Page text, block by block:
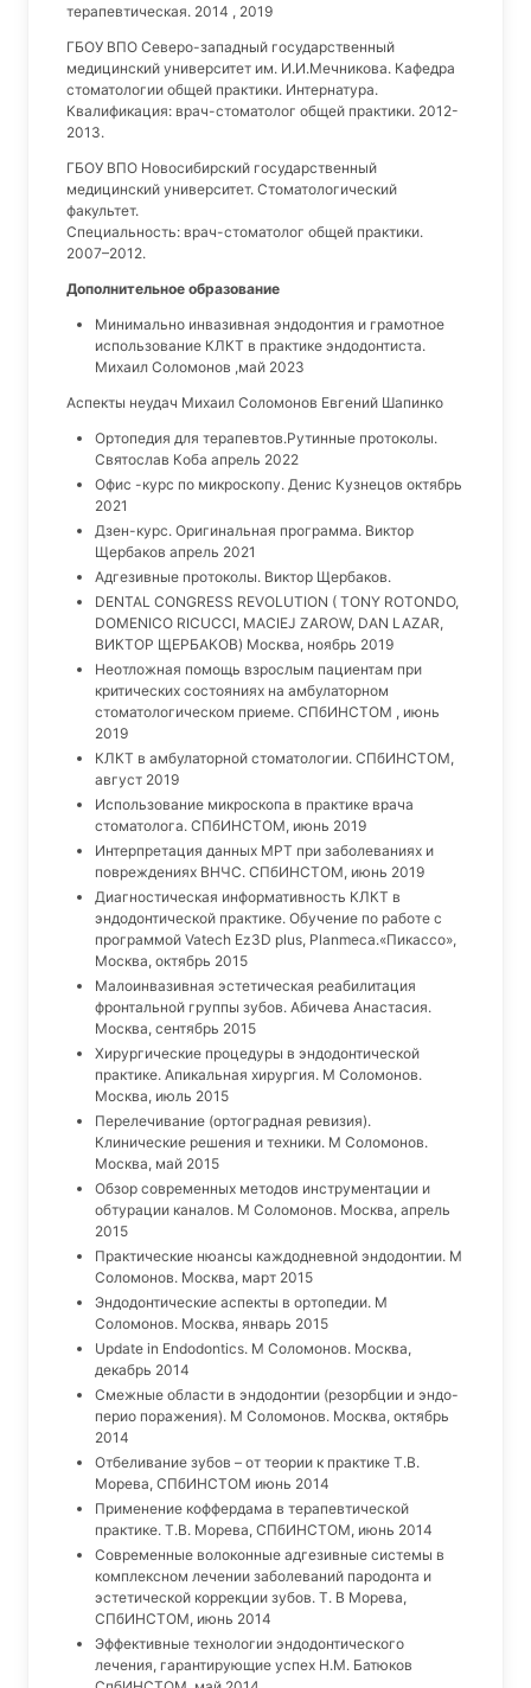
терапевтическая. 2014 , 2019
ГБОУ ВПО Северо-западный государственный
медицинский университет им. И.И.Мечникова. Кафедра
стоматологии общей практики. Интернатура.
Квалификация: врач-стоматолог общей практики. 2012-
2013.
ГБОУ ВПО Новосибирский государственный
медицинский университет. Стоматологический
факультет.
Специальность: врач-стоматолог общей практики.
2007–2012.
Дополнительное образование
Минимально инвазивная эндодонтия и грамотное
использование КЛКТ в практике эндодонтиста.
Михаил Соломонов ,май 2023
Аспекты неудач Михаил Соломонов Евгений Шапинко
Ортопедия для терапевтов.Рутинные протоколы.
Святослав Коба апрель 2022
Офис -курс по микроскопу. Денис Кузнецов октябрь
2021
Дзен-курс. Оригинальная программа. Виктор
Щербаков апрель 2021
Адгезивные протоколы. Виктор Щербаков.
DENTAL CONGRESS REVOLUTION ( TONY ROTONDO,
DOMENICO RICUCCI, MACIEJ ZAROW, DAN LAZAR,
ВИКТОР ЩЕРБАКОВ) Москва, ноябрь 2019
Неотложная помощь взрослым пациентам при
критических состояниях на амбулаторном
стоматологическом приеме. СПбИНСТОМ , июнь
2019
КЛКТ в амбулаторной стоматологии. СПбИНСТОМ,
август 2019
Использование микроскопа в практике врача
стоматолога. СПбИНСТОМ, июнь 2019
Интерпретация данных МРТ при заболеваниях и
повреждениях ВНЧС. СПбИНСТОМ, июнь 2019
Диагностическая информативность КЛКТ в
эндодонтической практике. Обучение по работе с
программой Vatech Ez3D plus, Planmeca.«Пикассо»,
Москва, октябрь 2015
Малоинвазивная эстетическая реабилитация
фронтальной группы зубов. Абичева Анастасия.
Москва, сентябрь 2015
Хирургические процедуры в эндодонтической
практике. Апикальная хирургия. М Соломонов.
Москва, июль 2015
Перелечивание (ортоградная ревизия).
Клинические решения и техники. М Соломонов.
Москва, май 2015
Обзор современных методов инструментации и
обтурации каналов. М Соломонов. Москва, апрель
2015
Практические нюансы каждодневной эндодонтии. М
Соломонов. Москва, март 2015
Эндодонтические аспекты в ортопедии. М
Соломонов. Москва, январь 2015
Update in Endodontics. М Соломонов. Москва,
декабрь 2014
Смежные области в эндодонтии (резорбции и эндо-
перио поражения). М Соломонов. Москва, октябрь
2014
Отбеливание зубов – от теории к практике Т.В.
Морева, СПбИНСТОМ июнь 2014
Применение коффердама в терапевтической
практике. Т.В. Морева, СПбИНСТОМ, июнь 2014
Современные волоконные адгезивные системы в
комплексном лечении заболеваний пародонта и
эстетической коррекции зубов. Т. В Морева,
СПбИНСТОМ, июнь 2014
Эффективные технологии эндодонтического
лечения, гарантирующие успех Н.М. Батюков